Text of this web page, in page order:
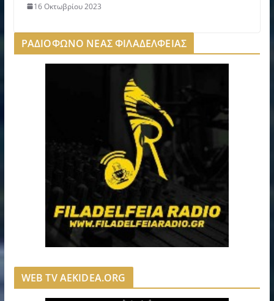
16 Οκτωβρίου 2023
ΡΑΔΙΟΦΩΝΟ ΝΕΑΣ ΦΙΛΑΔΕΛΦΕΙΑΣ
WEB TV AEKIDEA.ORG